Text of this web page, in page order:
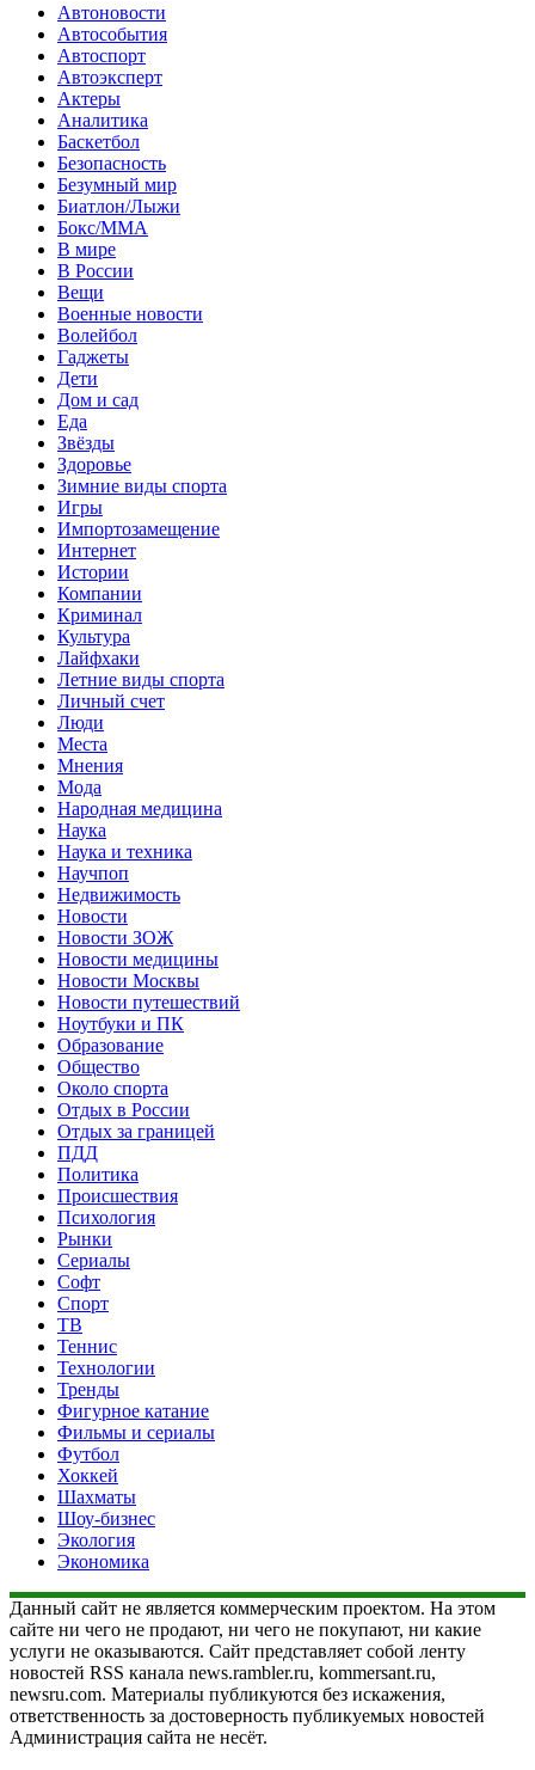
Автоновости
Автособытия
Автоспорт
Автоэксперт
Актеры
Аналитика
Баскетбол
Безопасность
Безумный мир
Биатлон/Лыжи
Бокс/MMA
В мире
В России
Вещи
Военные новости
Волейбол
Гаджеты
Дети
Дом и сад
Еда
Звёзды
Здоровье
Зимние виды спорта
Игры
Импортозамещение
Интернет
Истории
Компании
Криминал
Культура
Лайфхаки
Летние виды спорта
Личный счет
Люди
Места
Мнения
Мода
Народная медицина
Наука
Наука и техника
Научпоп
Недвижимость
Новости
Новости ЗОЖ
Новости медицины
Новости Москвы
Новости путешествий
Ноутбуки и ПК
Образование
Общество
Около спорта
Отдых в России
Отдых за границей
ПДД
Политика
Происшествия
Психология
Рынки
Сериалы
Софт
Спорт
ТВ
Теннис
Технологии
Тренды
Фигурное катание
Фильмы и сериалы
Футбол
Хоккей
Шахматы
Шоу-бизнес
Экология
Экономика
Данный сайт не является коммерческим проектом. На этом
сайте ни чего не продают, ни чего не покупают, ни какие
услуги не оказываются. Сайт представляет собой ленту
новостей RSS канала news.rambler.ru, kommersant.ru,
newsru.com. Материалы публикуются без искажения,
ответственность за достоверность публикуемых новостей
Администрация сайта не несёт.